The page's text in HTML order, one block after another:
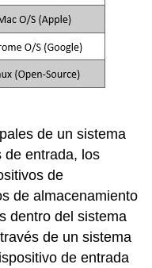
de un sistema
de entrada, los
de
de almacenamiento
dentro del sistema
de un sistema
de entrada